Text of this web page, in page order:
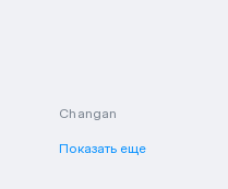
Changan
Показать еще